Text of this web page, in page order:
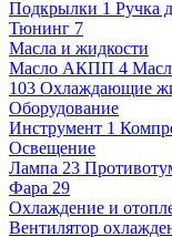
Подкрылки 1 Ручка
Тюнинг 7
Масла и жидкости
Масло АКПП 4
103 Охлаждающие
Оборудование
Инструмент 1
Освещение
Лампа 23
Фара 29
Охлаждение и
Вентилятор